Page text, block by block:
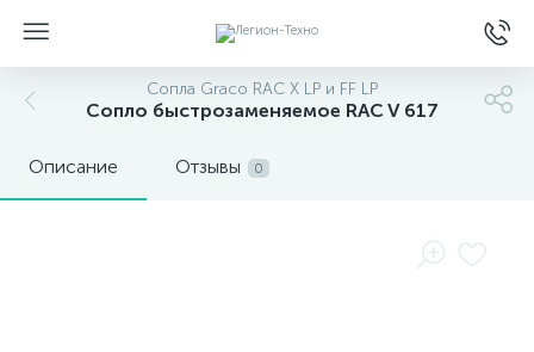
Сопла Graco RAC X LP и FF LP
Сопло быстрозаменяемое RAC V 617
Описание Отзывы 0